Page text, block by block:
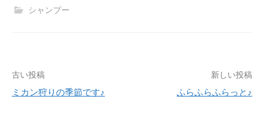
シャンプー
投
稿
古い投稿
ミカン狩りの季節です♪
新しい投稿
ふらふらふらっと♪